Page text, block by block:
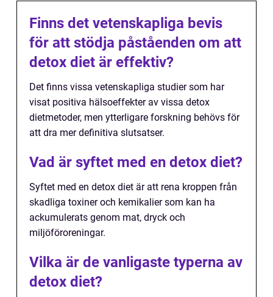
Finns det vetenskapliga bevis
för att stödja påståenden om att
detox diet är effektiv?
Det finns vissa vetenskapliga studier som har
visat positiva hälsoeffekter av vissa detox
dietmetoder, men ytterligare forskning behövs för
att dra mer definitiva slutsatser.
Vad är syftet med en detox diet?
Syftet med en detox diet är att rena kroppen från
skadliga toxiner och kemikalier som kan ha
ackumulerats genom mat, dryck och
miljöföroreningar.
Vilka är de vanligaste typerna av
detox diet?